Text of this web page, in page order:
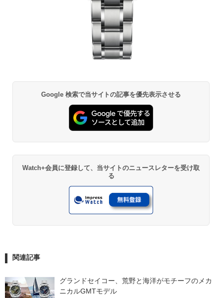
Google 検索で当サイトの記事を優先表示させる
Watch+会員に登録して、当サイトのニュースレターを受け取
る
関連記事
グランドセイコー、荒野と海洋がモチーフのメカ
ニカルGMTモデル